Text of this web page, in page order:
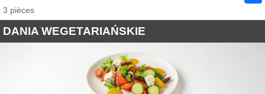
3 pièces
DANIA WEGETARIAŃSKIE